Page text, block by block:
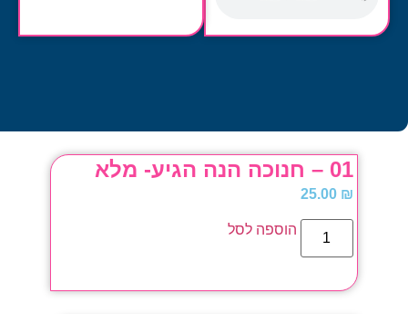
01 – חנוכה הנה הגיע- מלא
25.00 ₪
הוספה לסל